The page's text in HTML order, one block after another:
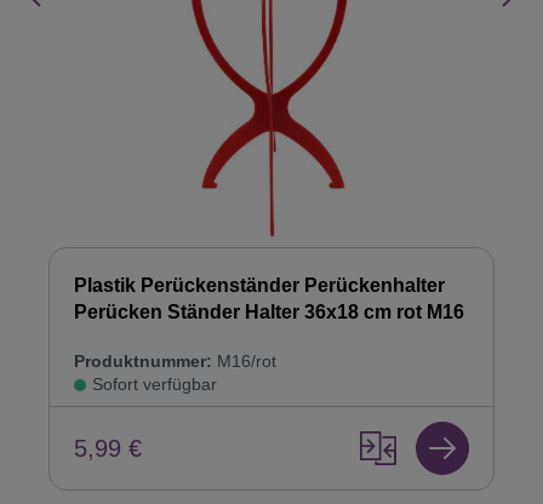
Plastik Perückenständer Perückenhalter
Perücken Ständer Halter 36x18 cm rot M16
Produktnummer: M16/rot
Sofort verfügbar
5,99 €